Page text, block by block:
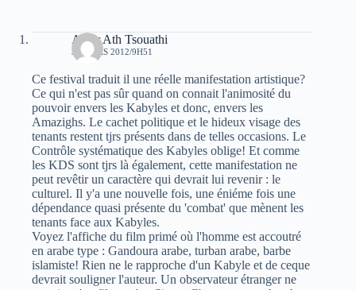
Amar Ath Tsouathi
31 MARS 2012/9H51
Ce festival traduit il une réelle manifestation artistique?
Ce qui n'est pas sûr quand on connait l'animosité du
pouvoir envers les Kabyles et donc, envers les
Amazighs. Le cachet politique et le hideux visage des
tenants restent tjrs présents dans de telles occasions. Le
Contrôle systématique des Kabyles oblige! Et comme
les KDS sont tjrs là également, cette manifestation ne
peut revêtir un caractère qui devrait lui revenir : le
culturel. Il y'a une nouvelle fois, une éniéme fois une
dépendance quasi présente du 'combat' que mènent les
tenants face aux Kabyles.
Voyez l'affiche du film primé où l'homme est accoutré
en arabe type : Gandoura arabe, turban arabe, barbe
islamiste! Rien ne le rapproche d'un Kabyle et de ceque
devrait souligner l'auteur. Un observateur étranger ne